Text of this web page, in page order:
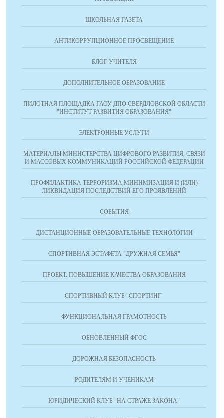
ШКОЛЬНАЯ ГАЗЕТА
АНТИКОРРУПЦИОННОЕ ПРОСВЕЩЕНИЕ
БЛОГ УЧИТЕЛЯ
ДОПОЛНИТЕЛЬНОЕ ОБРАЗОВАНИЕ
ПИЛОТНАЯ ПЛОЩАДКА ГАОУ ДПО СВЕРДЛОВСКОЙ ОБЛАСТИ
"ИНСТИТУТ РАЗВИТИЯ ОБРАЗОВАНИЯ"
ЭЛЕКТРОННЫЕ УСЛУГИ
МАТЕРИАЛЫ МИНИСТЕРСТВА ЦИФРОВОГО РАЗВИТИЯ, СВЯЗИ
И МАССОВЫХ КОММУНИКАЦИЙ РОССИЙСКОЙ ФЕДЕРАЦИИ
ПРОФИЛАКТИКА ТЕРРОРИЗМА,МИНИМИЗАЦИЯ И (ИЛИ)
ЛИКВИДАЦИЯ ПОСЛЕДСТВИЙ ЕГО ПРОЯВЛЕНИЙ
СОБЫТИЯ
ДИСТАНЦИОННЫЕ ОБРАЗОВАТЕЛЬНЫЕ ТЕХНОЛОГИИ
СПОРТИВНАЯ ЭСТАФЕТА "ДРУЖНАЯ СЕМЬЯ"
ПРОЕКТ. ПОВЫШЕНИЕ КАЧЕСТВА ОБРАЗОВАНИЯ
СПОРТИВНЫЙ КЛУБ "СПОРТИНГ"
ФУНКЦИОНАЛЬНАЯ ГРАМОТНОСТЬ
ОБНОВЛЕННЫЙ ФГОС
ДОРОЖНАЯ БЕЗОПАСНОСТЬ
РОДИТЕЛЯМ И УЧЕНИКАМ
ЮРИДИЧЕСКИЙ КЛУБ "НА СТРАЖЕ ЗАКОНА"